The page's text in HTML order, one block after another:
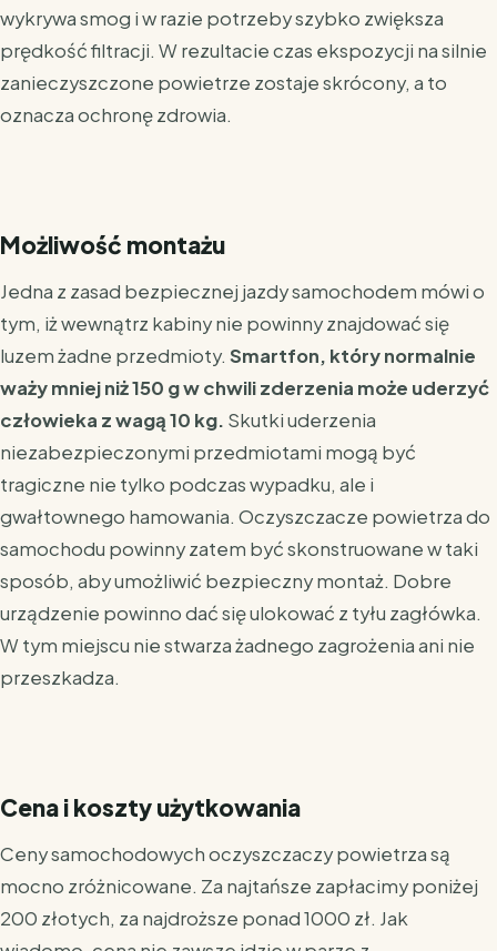
wykrywa smog i w razie potrzeby szybko zwiększa
prędkość filtracji. W rezultacie czas ekspozycji na silnie
zanieczyszczone powietrze zostaje skrócony, a to
oznacza ochronę zdrowia.
Możliwość montażu
Jedna z zasad bezpiecznej jazdy samochodem mówi o
tym, iż wewnątrz kabiny nie powinny znajdować się
luzem żadne przedmioty. Smartfon, który normalnie
waży mniej niż 150 g w chwili zderzenia może uderzyć
człowieka z wagą 10 kg. Skutki uderzenia
niezabezpieczonymi przedmiotami mogą być
tragiczne nie tylko podczas wypadku, ale i
gwałtownego hamowania. Oczyszczacze powietrza do
samochodu powinny zatem być skonstruowane w taki
sposób, aby umożliwić bezpieczny montaż. Dobre
urządzenie powinno dać się ulokować z tyłu zagłówka.
W tym miejscu nie stwarza żadnego zagrożenia ani nie
przeszkadza.
Cena i koszty użytkowania
Ceny samochodowych oczyszczaczy powietrza są
mocno zróżnicowane. Za najtańsze zapłacimy poniżej
200 złotych, za najdroższe ponad 1000 zł. Jak